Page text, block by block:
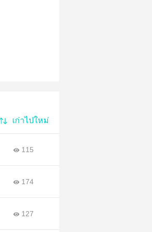
เก่าไปใหม่
115
174
127